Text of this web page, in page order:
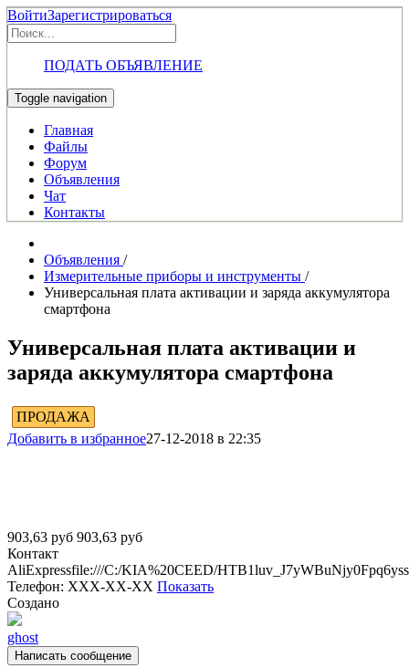
ВойтиЗарегистрироваться
ПОДАТЬ ОБЪЯВЛЕНИЕ
Toggle navigation
Главная
Файлы
Форум
Объявления
Чат
Контакты
Объявления /
Измерительные приборы и инструменты /
Универсальная плата активации и заряда аккумулятора
смартфона
Универсальная плата активации и
заряда аккумулятора смартфона
ПРОДАЖА
Добавить в избранное27-12-2018 в 22:35
903,63 руб 903,63 руб
Контакт
AliExpressfile:///C:/KIA%20CEED/
Телефон: XXX-XX-XX Показать
Создано
ghost
Написать сообщение